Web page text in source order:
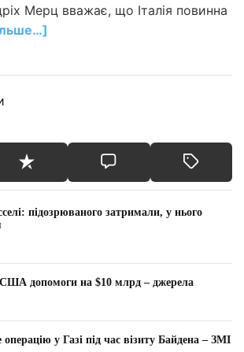
Мерц вважає, що Італія повинна
підозрюваного затримали, у нього
США допомоги на $10 млрд – джерела
операцію у Газі під час візиту Байдена – ЗМІ